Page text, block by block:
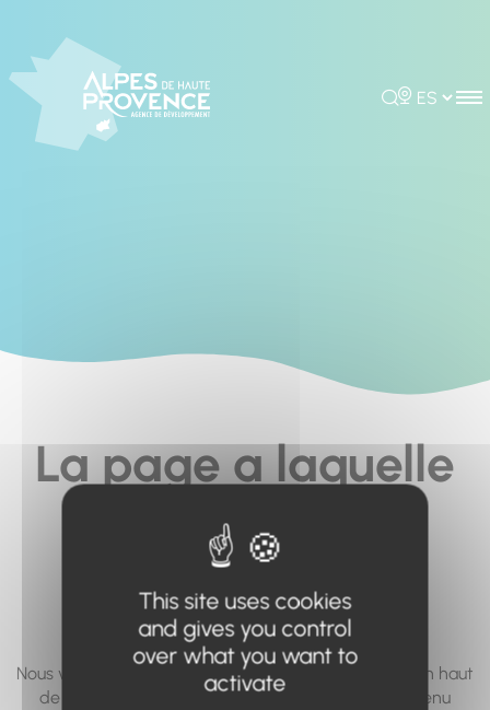
Rechercher
Choisir la
La page a laquelle
vous cherchez à
accéder n'existe
pas... ou plus.
Nous vous invitons à utiliser le moteur de recherche en haut
de page, ou à utiliser le menu pour trouver le contenu
This site uses cookies
and gives you control
over what you want to
activate